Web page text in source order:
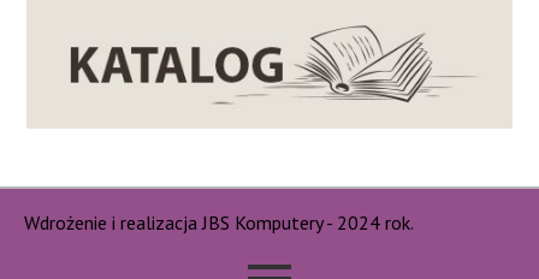
Wdrożenie i realizacja JBS Komputery - 2024 rok.